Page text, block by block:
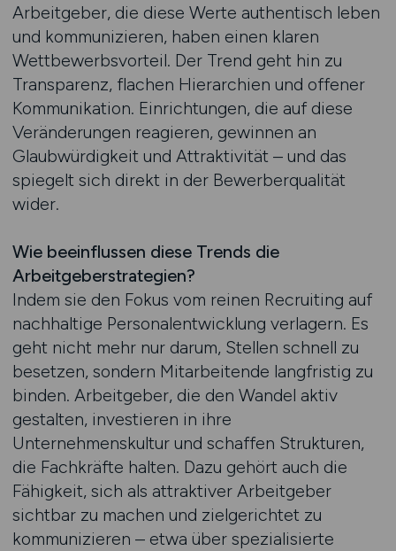
Arbeitgeber, die diese Werte authentisch leben
und kommunizieren, haben einen klaren
Wettbewerbsvorteil. Der Trend geht hin zu
Transparenz, flachen Hierarchien und offener
Kommunikation. Einrichtungen, die auf diese
Veränderungen reagieren, gewinnen an
Glaubwürdigkeit und Attraktivität – und das
spiegelt sich direkt in der Bewerberqualität
wider.
Wie beeinflussen diese Trends die
Arbeitgeberstrategien?
Indem sie den Fokus vom reinen Recruiting auf
nachhaltige Personalentwicklung verlagern. Es
geht nicht mehr nur darum, Stellen schnell zu
besetzen, sondern Mitarbeitende langfristig zu
binden. Arbeitgeber, die den Wandel aktiv
gestalten, investieren in ihre
Unternehmenskultur und schaffen Strukturen,
die Fachkräfte halten. Dazu gehört auch die
Fähigkeit, sich als attraktiver Arbeitgeber
sichtbar zu machen und zielgerichtet zu
kommunizieren – etwa über spezialisierte